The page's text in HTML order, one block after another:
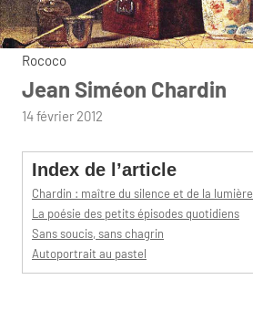
Rococo
Jean Siméon Chardin
par
14 février 2012
Index de l’article
Chardin : maître du silence et de la lumière
La poésie des petits épisodes quotidiens
Sans soucis, sans chagrin
Autoportrait au pastel